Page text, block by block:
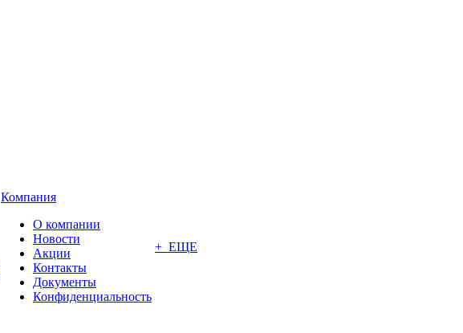
Компания
О компании
Новости
Акции
Контакты
Документы
Конфиденциальность
+ ЕЩЕ